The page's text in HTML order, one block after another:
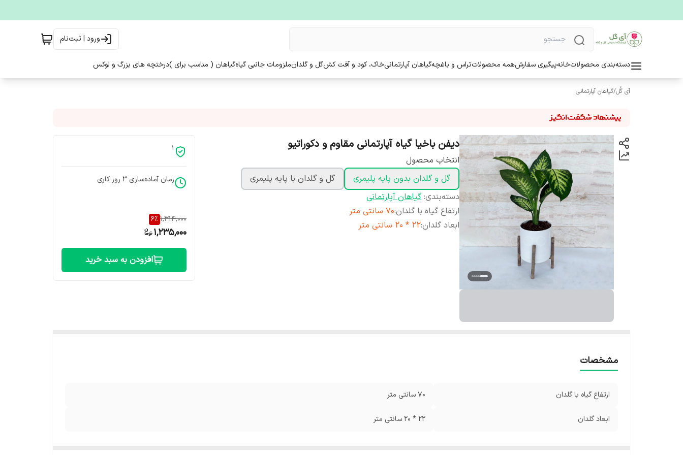
ورود | ثبت‌نام
دسته‌بندی محصولاتخانهپیگیری سفارشهمه محصولاتتراس و باغچهگیاهان آپارتمانیخاک، کود و آفت کشگل و گلدانملزومات جانبی گیاهگیاهان ( مناسب برای )درختچه های بزرگ و لوکس
آی گُل/گیاهان آپارتمانی
دیفن باخیا گیاه آپارتمانی مقاوم و دکوراتیو
انتخاب محصول
گل و گلدان بدون پایه پلیمری
گل و گلدان با پایه پلیمری
دسته‌بندی: گیاهان آپارتمانی
ارتفاع گیاه با گلدان:70 سانتی متر
ابعاد گلدان:22 * 20 سانتی متر
1
زمان آماده‌سازی 3 روز کاری
1,314,000
6%
1,235,000
افزودن به سبد خرید
مشخصات
ارتفاع گیاه با گلدان 70 سانتی متر
ابعاد گلدان 22 * 20 سانتی متر